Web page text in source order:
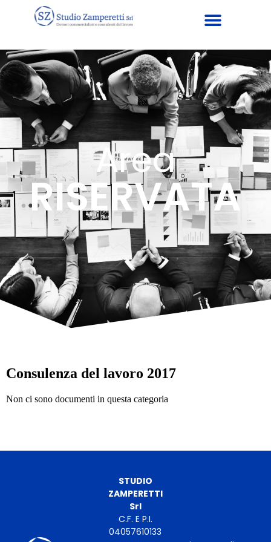
Area
RISERVATA
Consulenza del lavoro 2017
Non ci sono documenti in questa categoria
STUDIO
ZAMPERETTI
Srl
C.F. E P.I.
04057610133